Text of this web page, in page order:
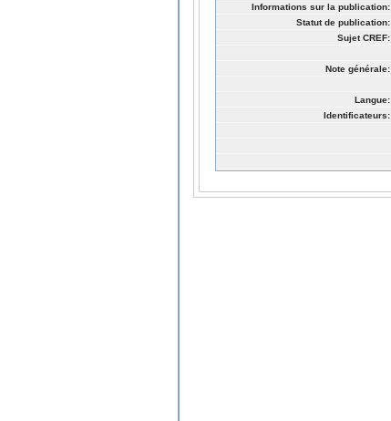
Informations sur la publication:
Statut de publication:
Sujet CREF:
Note générale:
Langue:
Identificateurs: